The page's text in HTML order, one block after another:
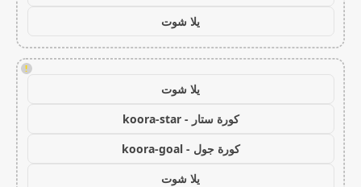
يلا شوت
!
يلا شوت
كورة ستار - koora-star
كورة جول - koora-goal
يلا شوت